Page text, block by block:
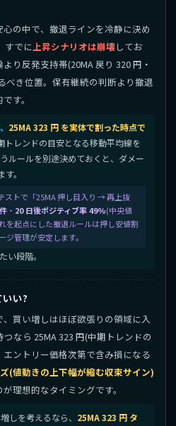
の中で、撤退ラインを冷静に決め
すでに上昇シナリオは崩壊 してお
り反発支持帯(20MA 戻り 320 円・
べき位置。保有継続の判断より撤退
す。
25MA 323 円 を実体で割った時点で
トレンドの目安となる移動平均線を
ルールを別途決めておくと、ダメー
。
ストで「25MA 押し目入り → 再上抜
・ 20 日後ポジティブ率 49%(中央値
を起点にした撤退ルールは押し安値割
管理が安定します。
い段階。
い?
買い増しはほぼ欲張りの領域に入
なら 25MA 323 円(中期トレンドの
ントリー価格次第で含み損になる
(値動きの上下幅が縮む収束サイン)
理想的なタイミングです。
しを考えるなら、 25MA 323 円 タ